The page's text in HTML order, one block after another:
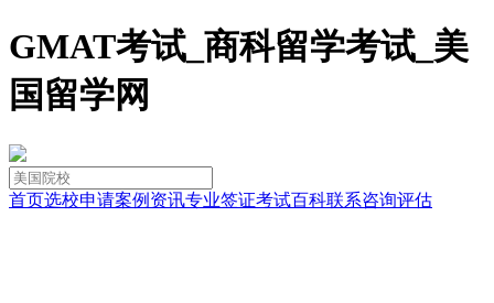
GMAT考试_商科留学考试_美
国留学网
首页选校申请案例 资讯专业签证考试百科联系咨询评估